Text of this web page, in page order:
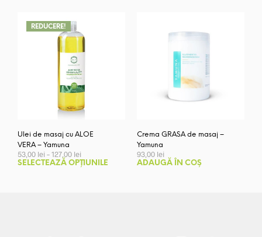
REDUCERE!
Ulei de masaj cu ALOE
VERA – Yamuna
53,00 lei –127,00 lei
de
prețuri:
SELECTEAZĂ OPȚIUNILE
Acest
Crema GRASA de masaj –
Yamuna
93,00 lei
ADAUGĂ ÎN COȘ